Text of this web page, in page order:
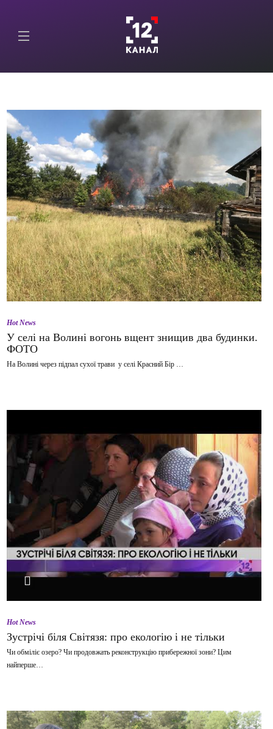
Hot News
У селі на Волині вогонь вщент знищив два будинки.
ФОТО
На Волині через підпал сухої трави у селі Красний Бір …
Hot News
Зустрічі біля Світязя: про екологію і не тільки
Чи обміліє озеро? Чи продовжать реконструкцію прибережної зони? Цим
найперше…